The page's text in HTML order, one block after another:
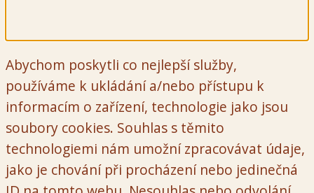
Abychom poskytli co nejlepší služby,
používáme k ukládání a/nebo přístupu k
informacím o zařízení, technologie jako jsou
soubory cookies. Souhlas s těmito
technologiemi nám umožní zpracovávat údaje,
jako je chování při procházení nebo jedinečná